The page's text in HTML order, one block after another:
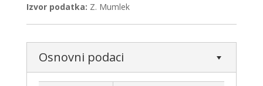
Izvor podatka: Z. Mumlek
Osnovni podaci